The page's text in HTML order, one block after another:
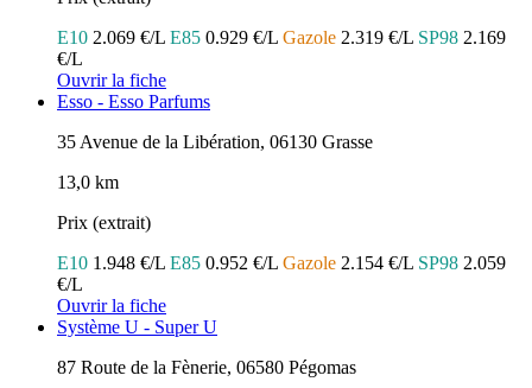
E10 2.069 €/L E85 0.929 €/L Gazole 2.319 €/L SP98 2.169
€/L
Ouvrir la fiche
Esso - Esso Parfums
35 Avenue de la Libération, 06130 Grasse
13,0 km
Prix (extrait)
E10 1.948 €/L E85 0.952 €/L Gazole 2.154 €/L SP98 2.059
€/L
Ouvrir la fiche
Système U - Super U
87 Route de la Fènerie, 06580 Pégomas